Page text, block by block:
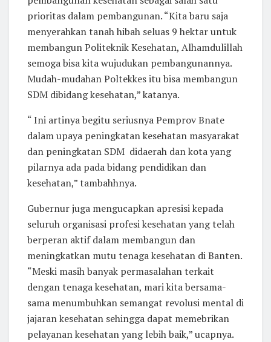
prioritas dalam pembangunan. “Kita baru saja
menyerahkan tanah hibah seluas 9 hektar untuk
membangun Politeknik Kesehatan, Alhamdulillah
semoga bisa kita wujudukan pembangunannya.
Mudah-mudahan Poltekkes itu bisa membangun
SDM dibidang kesehatan,” katanya.
“ Ini artinya begitu seriusnya Pemprov Bnate
dalam upaya peningkatan kesehatan masyarakat
dan peningkatan SDM didaerah dan kota yang
pilarnya ada pada bidang pendidikan dan
kesehatan,” tambahhnya.
Gubernur juga mengucapkan apresisi kepada
seluruh organisasi profesi kesehatan yang telah
berperan aktif dalam membangun dan
meningkatkan mutu tenaga kesehatan di Banten.
“Meski masih banyak permasalahan terkait
dengan tenaga kesehatan, mari kita bersama-
sama menumbuhkan semangat revolusi mental di
jajaran kesehatan sehingga dapat memebrikan
pelayanan kesehatan yang lebih baik,” ucapnya.